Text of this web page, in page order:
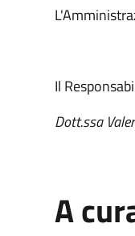
Il
Dott.ssa
A